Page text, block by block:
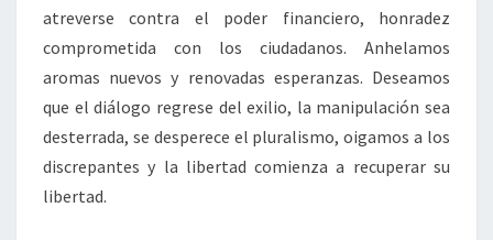
atreverse contra el poder financiero, honradez
comprometida con los ciudadanos. Anhelamos
aromas nuevos y renovadas esperanzas. Deseamos
que el diálogo regrese del exilio, la manipulación sea
desterrada, se desperece el pluralismo, oigamos a los
discrepantes y la libertad comienza a recuperar su
libertad.